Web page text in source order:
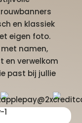
en klassiek
eigen foto.
namen,
en verwelkom
past bij jullie